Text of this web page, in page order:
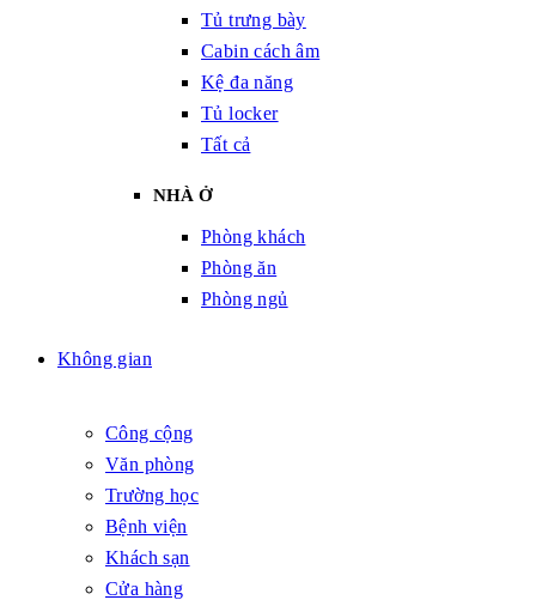
Tủ trưng bày
Cabin cách âm
Kệ đa năng
Tủ locker
Tất cả
NHÀ Ở
Phòng khách
Phòng ăn
Phòng ngủ
Không gian
Công cộng
Văn phòng
Trường học
Bệnh viện
Khách sạn
Cửa hàng